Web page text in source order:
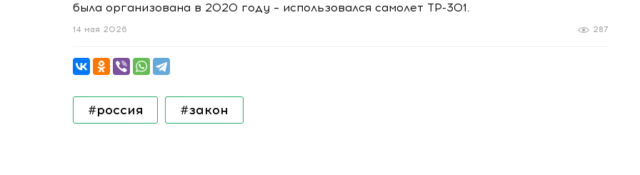
была организована в 2020 году – использовался самолет ТР-301.
287
14 мая 2026
#россия #закон